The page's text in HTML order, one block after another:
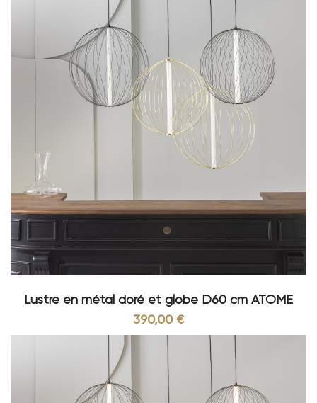
Lustre en métal doré et globe D60 cm ATOME
390,00 €